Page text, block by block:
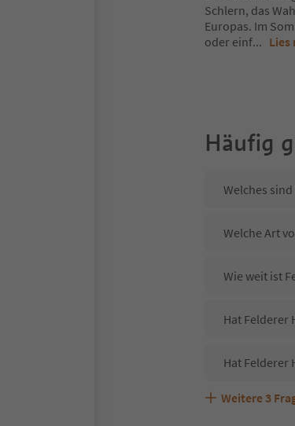
Schlern, das
Europas. Im
oder einf... Lies
Häufig
Welches
Welche Art
Wie weit ist
Hat Felderer
Hat Felderer
Sind
Welche
Weitere 3